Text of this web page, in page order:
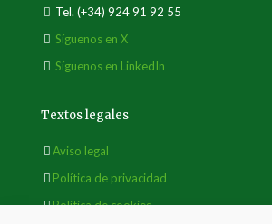
Tel. (+34) 924 91 92 55
Síguenos en X
Síguenos en LinkedIn
Textos legales
Aviso legal
Política de privacidad
Política de cookies